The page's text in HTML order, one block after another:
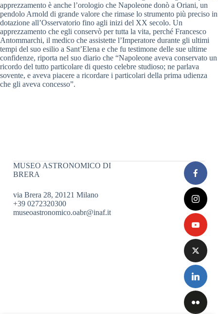
apprezzamento è anche l’orologio che Napoleone donò a Oriani, un
pendolo Arnold di grande valore che rimase lo strumento più preciso in
dotazione all’Osservatorio fino agli inizi del XX secolo. Un
apprezzamento che egli conservò per tutta la vita, perché Francesco
Antommarchi, il medico che assistette l’Imperatore durante gli ultimi
tempi del suo esilio a Sant’Elena e che fu testimone delle sue ultime
confidenze, riporta nel suo diario che “Napoleone aveva conservato un
ricordo del tutto particolare di questo celebre studioso; ne parlava
sovente, e aveva piacere a ricordare i particolari della prima udienza
che gli aveva concesso”.
MUSEO ASTRONOMICO DI
BRERA
via Brera 28, 20121 Milano
+39 0272320300
museoastronomico.oabr@inaf.it